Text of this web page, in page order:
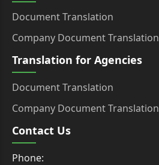
Document Translation
Company Document Translation
Translation for Agencies
Document Translation
Company Document Translation
Contact Us
Phone: